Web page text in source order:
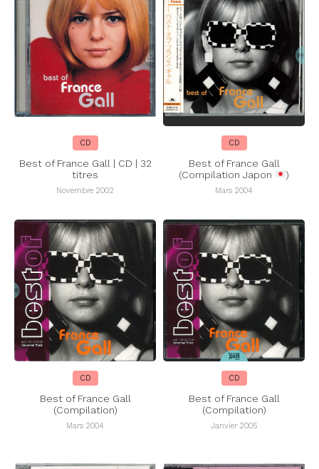
CD
Best of France Gall | CD | 32
titres
Novembre 2002
CD
Best of France Gall
(Compilation Japon
)
Mars 2004
CD
Best of France Gall
(Compilation)
Mars 2004
CD
Best of France Gall
(Compilation)
Janvier 2005